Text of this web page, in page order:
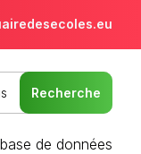
de données